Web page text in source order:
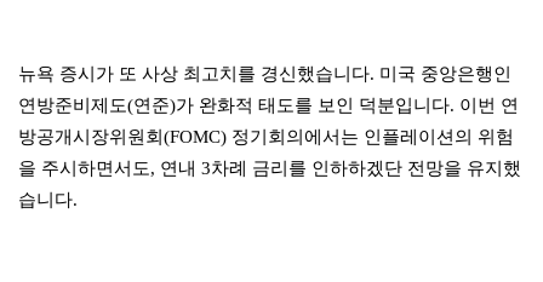
뉴욕 증시가 또 사상 최고치를 경신했습니다. 미국 중앙은행인
연방준비제도(연준)가 완화적 태도를 보인 덕분입니다. 이번 연
방공개시장위원회(FOMC) 정기회의에서는 인플레이션의 위험
을 주시하면서도, 연내 3차례 금리를 인하하겠단 전망을 유지했
습니다.